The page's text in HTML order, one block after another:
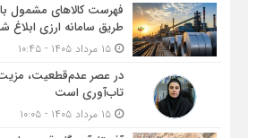
فهرست کالاهای مشمول
طریق سامانه ارزی ابلاغ
۱۵ مرداد ۱۴۰۵ - ۱۰:۴۵
در عصر عدم‌قطعیت، مزیت
تاب‌آوری است
۱۵ مرداد ۱۴۰۵ - ۱۰:۰۵